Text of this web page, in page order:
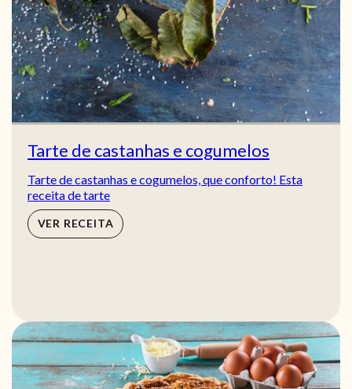
Tarte de castanhas e cogumelos
Tarte de castanhas e cogumelos, que conforto! Esta
receita de tarte
VER RECEITA